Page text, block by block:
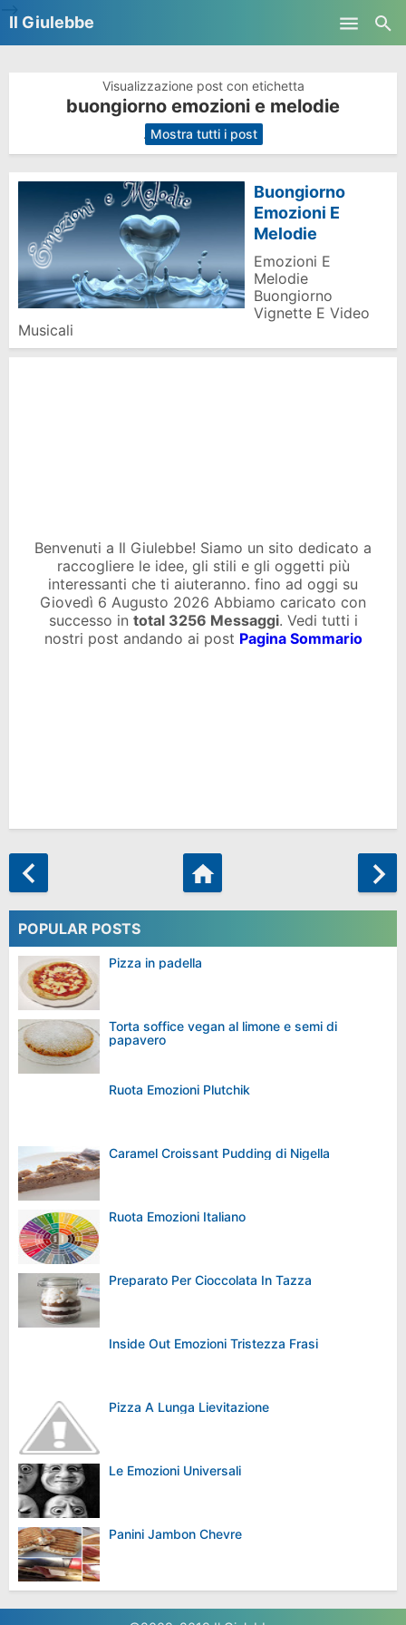
Il Giulebbe
Visualizzazione post con etichetta
buongiorno emozioni e melodie
. Mostra tutti i post
Buongiorno
Emozioni E
Melodie
Emozioni E
Melodie
Buongiorno
Vignette E Video
Musicali
Benvenuti a Il Giulebbe! Siamo un sito dedicato a
raccogliere le idee, gli stili e gli oggetti più
interessanti che ti aiuteranno. fino ad oggi su
Giovedì 6 Augusto 2026 Abbiamo caricato con
successo in total 3256 Messaggi. Vedi tutti i
nostri post andando ai post Pagina Sommario
POPULAR POSTS
Pizza in padella
Torta soffice vegan al limone e semi di
papavero
Ruota Emozioni Plutchik
Caramel Croissant Pudding di Nigella
Ruota Emozioni Italiano
Preparato Per Cioccolata In Tazza
Inside Out Emozioni Tristezza Frasi
Pizza A Lunga Lievitazione
Le Emozioni Universali
Panini Jambon Chevre